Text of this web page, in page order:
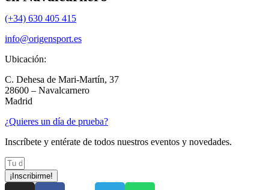
(+34) 630 405 415
info@origensport.es
Ubicación:
C. Dehesa de Mari-Martín, 37
28600 – Navalcarnero
Madrid
¿Quieres un día de prueba?
Inscríbete y entérate de todos nuestros eventos y novedades.
¡Inscribirme!